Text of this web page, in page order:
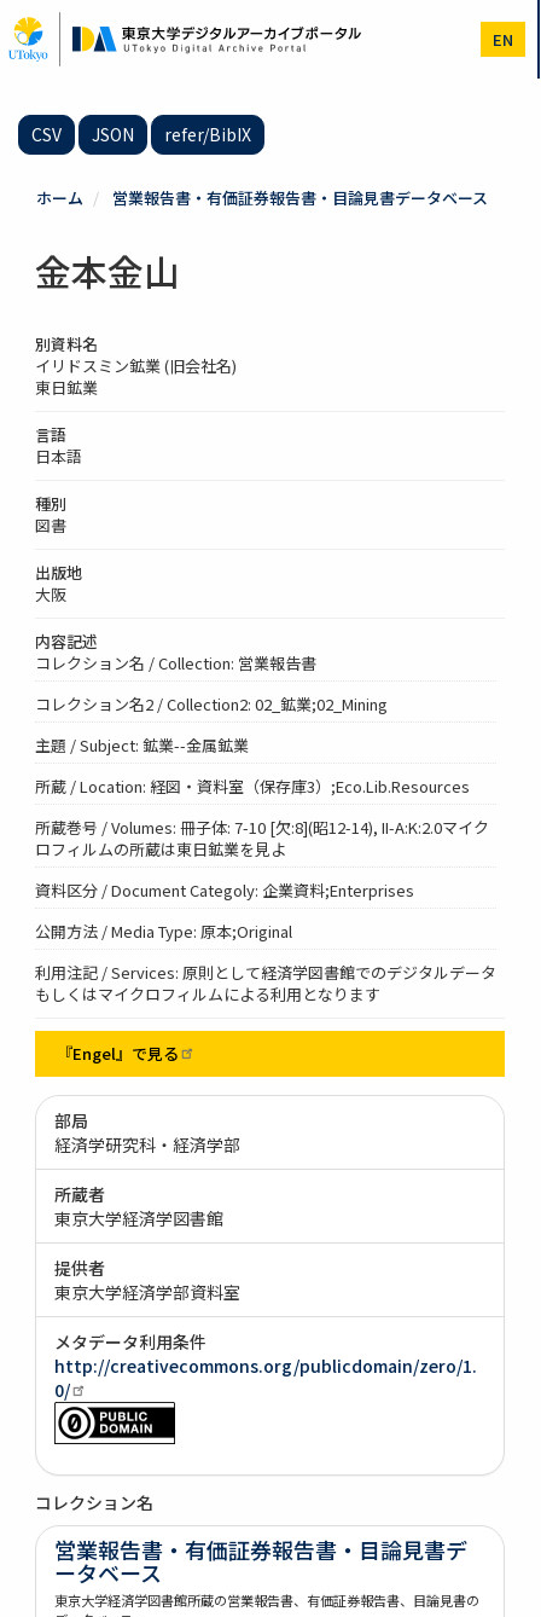
イ
ン
EN
CSV JSON refer/BibIX
ホーム 営業報告書・有価証券報告書・目論見書データベース
金本金山
別資料名
イリドスミン鉱業 (旧会社名)
東日鉱業
言語
日本語
種別
図書
出版地
大阪
内容記述
コレクション名 / Collection: 営業報告書
コレクション名2 / Collection2: 02_鉱業;02_Mining
主題 / Subject: 鉱業--金属鉱業
所蔵 / Location: 経図・資料室（保存庫3）;Eco.Lib.Resources
所蔵巻号 / Volumes: 冊子体: 7-10 [欠:8](昭12-14), II-A:K:2.0マイク
ロフィルムの所蔵は東日鉱業を見よ
資料区分 / Document Categoly: 企業資料;Enterprises
公開方法 / Media Type: 原本;Original
利用注記 / Services: 原則として経済学図書館でのデジタルデータ
もしくはマイクロフィルムによる利用となります
『Engel』で見る
部局
経済学研究科・経済学部
所蔵者
東京大学経済学図書館
提供者
東京大学経済学部資料室
メタデータ利用条件
http://creativecommons.org/publicdomain/zero/1.
0/
コレクション名
営業報告書・有価証券報告書・目論見書デ
ータベース
東京大学経済学図書館所蔵の営業報告書、有価証券報告書、目論見書の